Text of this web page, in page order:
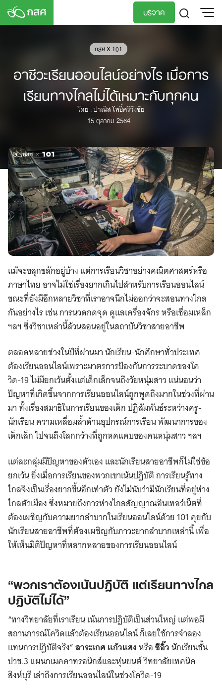
Skip
บริจาค
กสศ X 101
อาชีวะเรียนออนไลน์อย่างไร เมื่อการ
เรียนทางไกลไม่ได้เหมาะกับทุกคน
โดย : ปาณิส โพธิ์ศรีวังชัย
15 ตุลาคม 2564
แม้จะขลุกขลักอยู่บ้าง แต่การเรียนวิชาอย่างคณิตศาสตร์หรือ
ภาษาไทย อาจไม่ใช่เรื่องยากเกินไปสำหรับการเรียนออนไลน์
ขณะที่ยังมีอีกหลายวิชาที่เราอาจนึกไม่ออกว่าจะสอนทางไกล
กันอย่างไร เช่น การนวดกดจุด ดูแลเครื่องจักร หรือเชื่อมเหล็ก
ฯลฯ ซึ่งวิชาเหล่านี้ล้วนสอนอยู่ในสถาบันวิชาสายอาชีพ
ตลอดหลายช่วงในปีที่ผ่านมา นักเรียน-นักศึกษาทั่วประเทศ
ต้องเรียนออนไลน์เพราะมาตรการป้องกันการระบาดของโค
วิด-19 ไม่มียกเว้นตั้งแต่เด็กเล็กจนถึงวัยหนุ่มสาว แน่นอนว่า
ปัญหาที่เกิดขึ้นจากการเรียนออนไลน์ถูกพูดถึงมากในช่วงที่ผ่าน
มา ทั้งเรื่องสมาธิในการเรียนของเด็ก ปฏิสัมพันธ์ระหว่างครู-
นักเรียน ความเหลื่อมล้ำด้านอุปกรณ์การเรียน พัฒนาการของ
เด็กเล็ก ไปจนถึงโลกกว้างที่ถูกหดแคบของคนหนุ่มสาว ฯลฯ
แต่ละกลุ่มมีปัญหาของตัวเอง และนักเรียนสายอาชีพก็ไม่ใช่ข้อ
ยกเว้น ยิ่งเมื่อการเรียนของพวกเขาเน้นปฏิบัติ การเรียนรู้ทาง
ไกลจึงเป็นเรื่องยากขึ้นอีกเท่าตัว ยังไม่นับว่ามีนักเรียนที่อยู่ห่าง
ไกลตัวเมือง ซึ่งหมายถึงการห่างไกลสัญญาณอินเทอร์เน็ตที่
ต้องเผชิญกับความยากลำบากในเรียนออนไลน์ด้วย 101 คุยกับ
นักเรียนสายอาชีพที่ต้องเผชิญกับภาวะยากลำบากเหล่านี้ เพื่อ
ให้เห็นมิติปัญหาที่หลากหลายของการเรียนออนไลน์
“พวกเราต้องเน้นปฏิบัติ แต่เรียนทางไกล
ปฏิบัติไม่ได้”
“ทางวิทยาลัยที่เราเรียน เน้นการปฏิบัติเป็นส่วนใหญ่ แต่พอมี
สถานการณ์โควิดแล้วต้องเรียนออนไลน์ ก็เลยใช้การจำลอง
แทนการปฏิบัติจริง”สาระเกศ แก้วแสงหรือซีอิ๊วนักเรียนชั้น
ปวช.3 แผนกเมคคาทรอนิกส์และหุ่นยนต์ วิทยาลัยเทคนิค
สิงห์บุรี เล่าถึงการเรียนออนไลน์ในช่วงโควิด-19